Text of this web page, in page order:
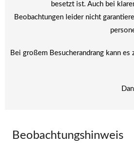
besetzt ist. Auch bei
Beobachtungen leider nicht
Bei großem Besucherandrang kann es
Beobachtungshinweis